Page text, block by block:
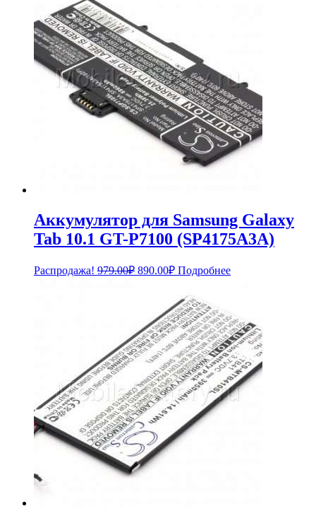
Аккумулятор для Samsung Galaxy
Tab 10.1 GT-P7100 (SP4175A3A)
Распродажа! 979.00₽ Первоначальная
составляла
979.00₽.
890.00₽Текущая
890.00₽.
Подробнее